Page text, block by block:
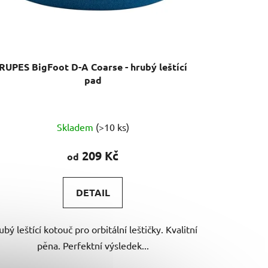
k
RUPES BigFoot D-A Coarse - hrubý leštící
pad
hodnocení
produktu
5,0
z
hvězdiček.
Skladem (>10 ks)
od 209 Kč
DETAIL
leštící kotouč pro orbitální leštičky. Kvalitní
pěna. Perfektní výsledek...